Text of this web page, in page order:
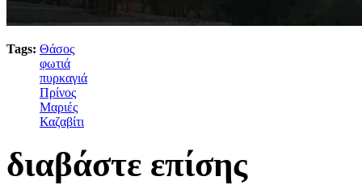
Tags: Θάσος
φωτιά
πυρκαγιά
Πρίνος
Μαριές
Καζαβίτι
διαβάστε επίσης